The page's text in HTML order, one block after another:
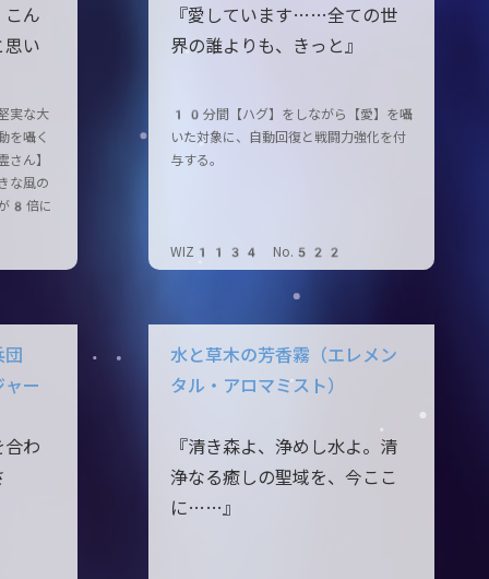
こん
思い
実な大
を囁く
さん】
な風の
8倍に
『愛しています……全ての世
界の誰よりも、きっと』
10分間【ハグ】をしながら【愛】を囁
いた対象に、自動回復と戦闘力強化を付
与する。
WIZ1134 No.522
ー
合わ
水と草木の芳香霧（エレメン
タル・アロマミスト）
『清き森よ、浄めし水よ。清
浄なる癒しの聖域を、今ここ
に……』